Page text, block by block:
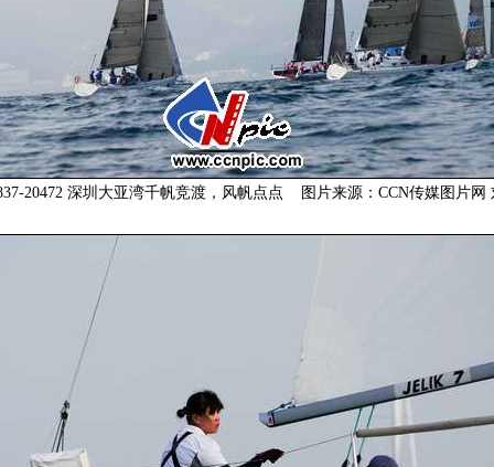
20472 深圳大亚湾千帆竞渡，风帆点点 图片来源：CCN传媒图片网